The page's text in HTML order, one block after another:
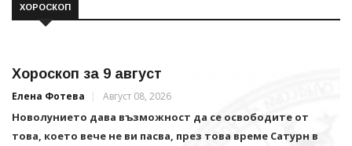
ХОРОСКОП
Хороскоп за 9 август
Елена Фотева Август 08, 2026
Новолунието дава възможност да се освободите от
това, което вече не ви пасва, през това време Сатурн в